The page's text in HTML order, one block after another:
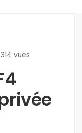
314 vues